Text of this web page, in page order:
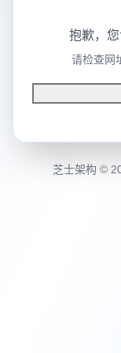
抱歉，
请检查网
芝士架构 ©